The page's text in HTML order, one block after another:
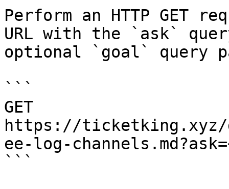
Perform an HTTP GET
URL with the `ask`
optional `goal` query
```
GET
https://ticketking.xyz/
ee-log-
```